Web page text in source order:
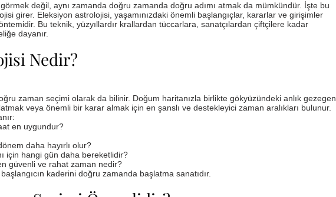
değil, aynı zamanda doğru zamanda doğru adımı atmak da mümkündür. İşte bu
girer. Eleksiyon astrolojisi, yaşamınızdaki önemli başlangıçlar, kararlar ve girişimler
Bu teknik, yüzyıllardır krallardan tüccarlara, sanatçılardan çiftçilere kadar
dayanır.
Nedir?
zaman seçimi olarak da bilinir. Doğum haritanızla birlikte gökyüzündeki anlık gezegen
veya önemli bir karar almak için en şanslı ve destekleyici zaman aralıkları bulunur.
en uygundur?
daha hayırlı olur?
için hangi gün daha bereketlidir?
güvenli ve rahat zaman nedir?
kaderini doğru zamanda başlatma sanatıdır.